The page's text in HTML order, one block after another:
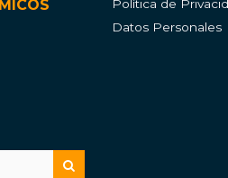
Política de
Datos Personales